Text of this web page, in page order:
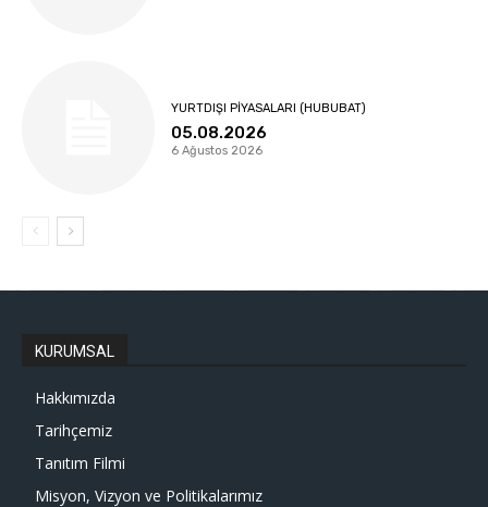
YURTDIŞI PIYASALARI (HUBUBAT)
05.08.2026
6 Ağustos 2026
KURUMSAL
Hakkımızda
Tarihçemiz
Tanıtım Filmi
Misyon, Vizyon ve Politikalarımız